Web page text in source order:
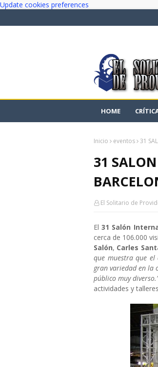
Update cookies preferences
HOME
Inicio eventos 31
31
El Solitario de
El31 Salón
cerca de 106.000
Salón, Carles
que muestra que el
gran variedad en la
público muy
actividades y